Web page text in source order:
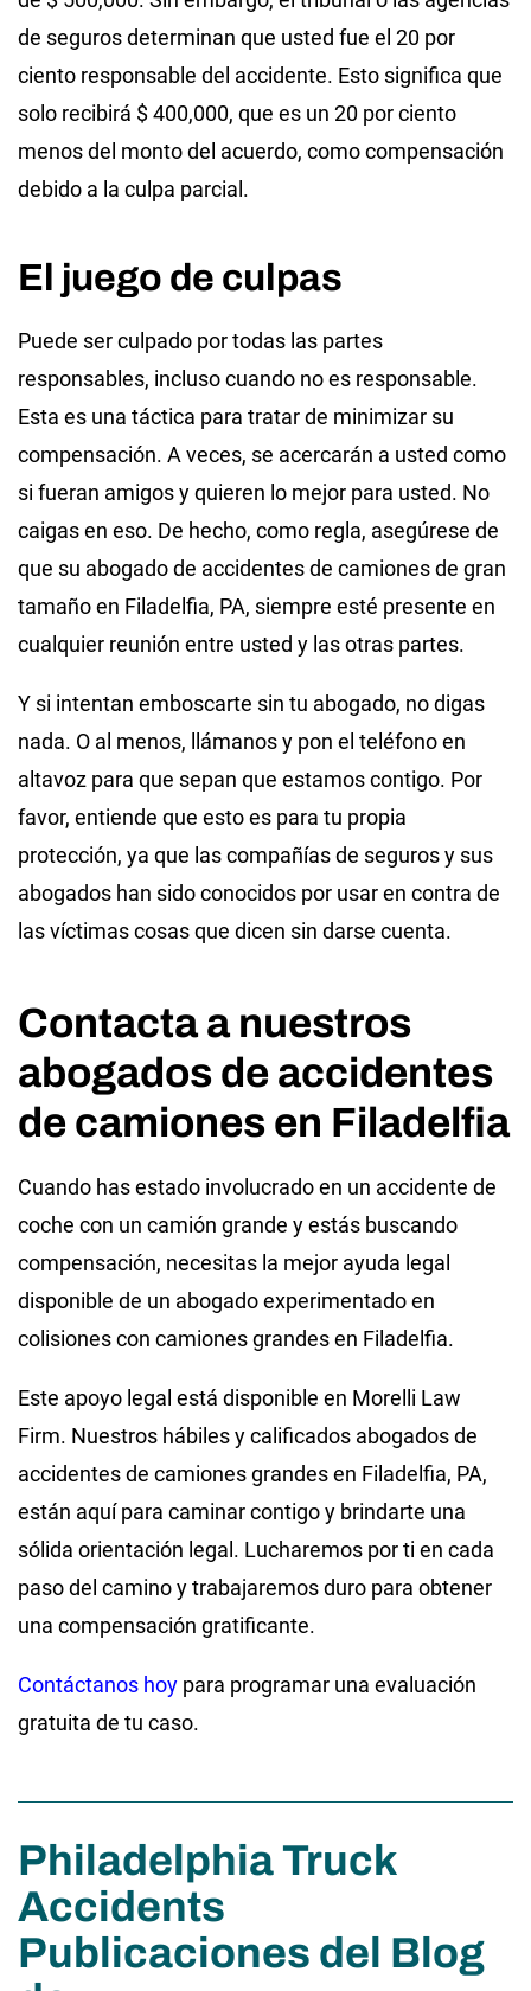
de seguros determinan que usted fue el 20 por
ciento responsable del accidente. Esto significa que
solo recibirá $ 400,000, que es un 20 por ciento
menos del monto del acuerdo, como compensación
debido a la culpa parcial.
El juego de culpas
Puede ser culpado por todas las partes
responsables, incluso cuando no es responsable.
Esta es una táctica para tratar de minimizar su
compensación. A veces, se acercarán a usted como
si fueran amigos y quieren lo mejor para usted. No
caigas en eso. De hecho, como regla, asegúrese de
que su abogado de accidentes de camiones de gran
tamaño en Filadelfia, PA, siempre esté presente en
cualquier reunión entre usted y las otras partes.
Y si intentan emboscarte sin tu abogado, no digas
nada. O al menos, llámanos y pon el teléfono en
altavoz para que sepan que estamos contigo. Por
favor, entiende que esto es para tu propia
protección, ya que las compañías de seguros y sus
abogados han sido conocidos por usar en contra de
las víctimas cosas que dicen sin darse cuenta.
Contacta a nuestros
abogados de accidentes
de camiones en Filadelfia
Cuando has estado involucrado en un accidente de
coche con un camión grande y estás buscando
compensación, necesitas la mejor ayuda legal
disponible de un abogado experimentado en
colisiones con camiones grandes en Filadelfia.
Este apoyo legal está disponible en Morelli Law
Firm. Nuestros hábiles y calificados abogados de
accidentes de camiones grandes en Filadelfia, PA,
están aquí para caminar contigo y brindarte una
sólida orientación legal. Lucharemos por ti en cada
paso del camino y trabajaremos duro para obtener
una compensación gratificante.
Contáctanos hoy para programar una evaluación
gratuita de tu caso.
Philadelphia Truck
Accidents
Publicaciones del Blog